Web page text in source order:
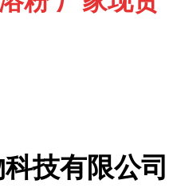
技有限公司